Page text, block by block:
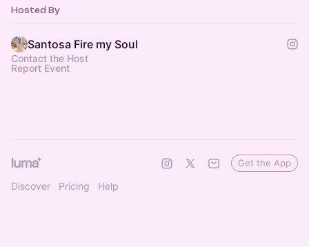
Hosted By
Santosa Fire my Soul
Contact the Host
Report Event
Discover Pricing Help
Get the App